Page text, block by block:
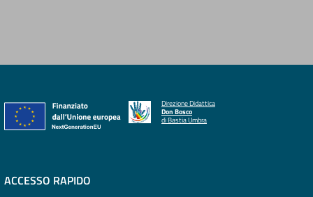
Direzione Didattica
Don Bosco
di Bastia Umbra
ACCESSO RAPIDO